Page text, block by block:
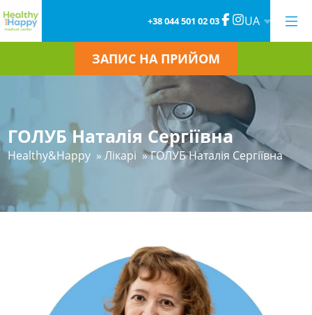
+38 044 501 02 03 UA
ЗАПИС НА ПРИЙОМ
ГОЛУБ Наталія Сергіївна
Healthy&Happy » Лікарі »ГОЛУБ Наталія Сергіївна